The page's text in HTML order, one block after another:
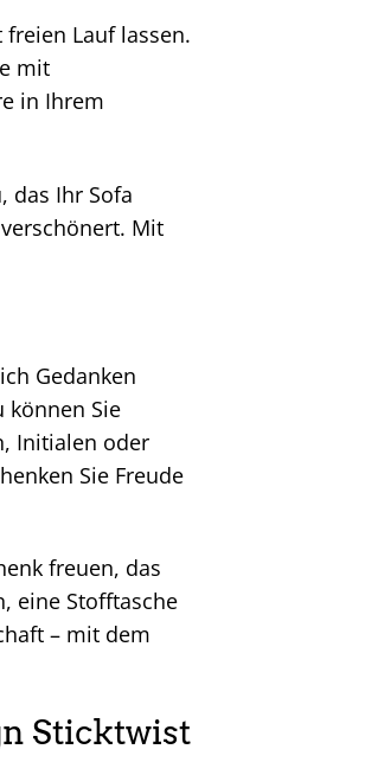
Lauf lassen.
mit
in Ihrem
das Ihr Sofa
Mit
Gedanken
können Sie
Initialen oder
Sie Freude
freuen, das
eine Stofftasche
– mit dem
Sticktwist